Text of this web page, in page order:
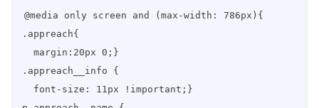
@media only screen and (max-width: 786px){
.appreach{
  margin:20px 0;}
.appreach__info {